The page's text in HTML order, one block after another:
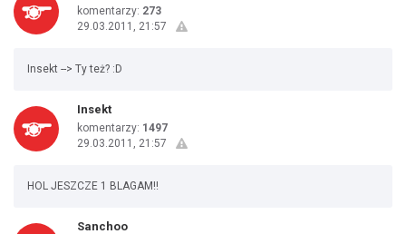
komentarzy: 273
29.03.2011, 21:57
Insekt --> Ty też? :D
Insekt
komentarzy: 1497
29.03.2011, 21:57
HOL JESZCZE 1 BLAGAM!!
Sanchoo